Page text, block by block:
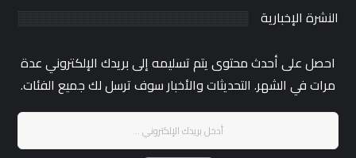
النشرة الإخبارية
احصل على أحدث محتوى يتم تسليمه إلى بريدك الإلكتروني عدة
مرات في الشهر. التحديثات والأخبار سوف ترسل لك جميع الفئات.